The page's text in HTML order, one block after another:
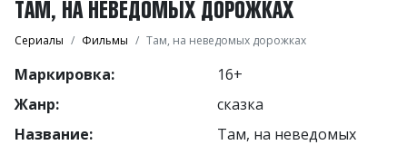
ТАМ, НА НЕВЕДОМЫХ ДОРОЖКАХ
Сериалы Фильмы Там, на неведомых дорожках
Маркировка:
16+
Жанр:
сказка
Название:
Там, на неведомых